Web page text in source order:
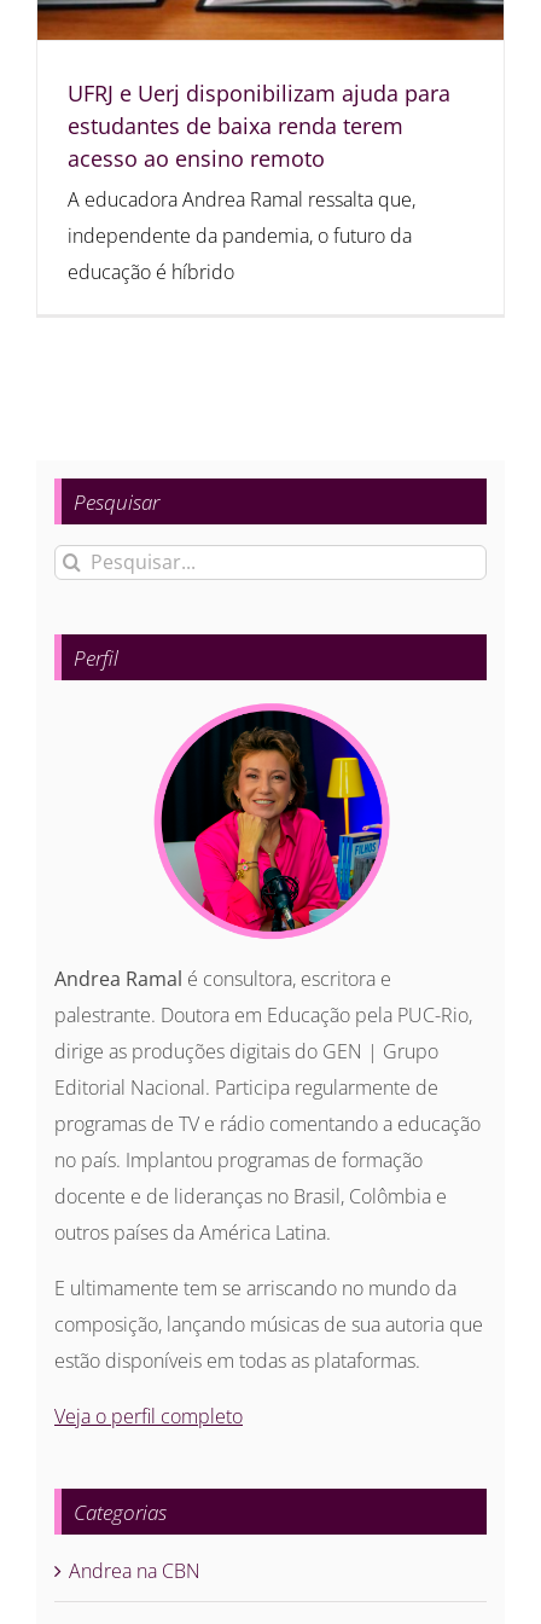
UFRJ e Uerj disponibilizam ajuda para
estudantes de baixa renda terem
acesso ao ensino remoto
A educadora Andrea Ramal ressalta que,
independente da pandemia, o futuro da
educação é híbrido
Pesquisar
Buscar
para:
Perfil
Andrea Ramal é consultora, escritora e
palestrante. Doutora em Educação pela PUC-Rio,
dirige as produções digitais do GEN | Grupo
Editorial Nacional. Participa regularmente de
programas de TV e rádio comentando a educação
no país. Implantou programas de formação
docente e de lideranças no Brasil, Colômbia e
outros países da América Latina.
E ultimamente tem se arriscando no mundo da
composição, lançando músicas de sua autoria que
estão disponíveis em todas as plataformas.
Veja o perfil completo
Categorias
Andrea na CBN